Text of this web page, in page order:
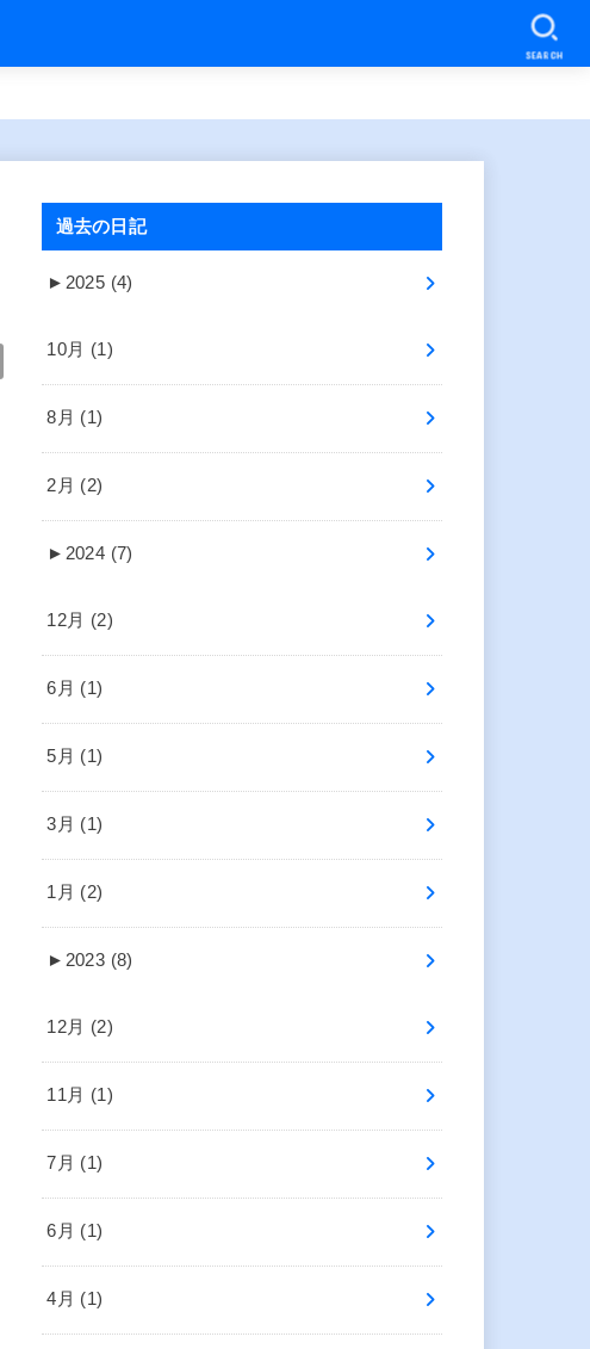
SEARCH
過去の日記
► 2025 (4)
10月 (1)
8月 (1)
2月 (2)
► 2024 (7)
12月 (2)
6月 (1)
5月 (1)
3月 (1)
1月 (2)
► 2023 (8)
12月 (2)
11月 (1)
7月 (1)
6月 (1)
4月 (1)